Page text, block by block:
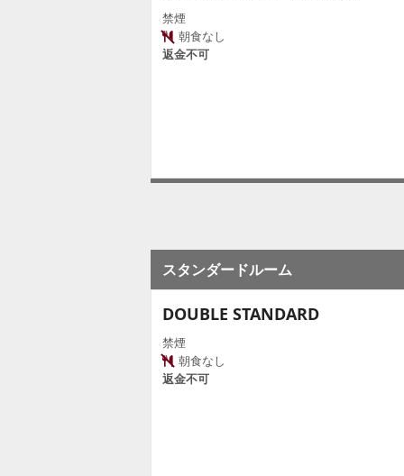
禁煙
朝食なし
返金不可
スタンダードルーム
DOUBLE STANDARD
禁煙
朝食なし
返金不可